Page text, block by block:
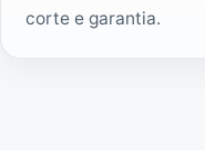
corte e garantia.